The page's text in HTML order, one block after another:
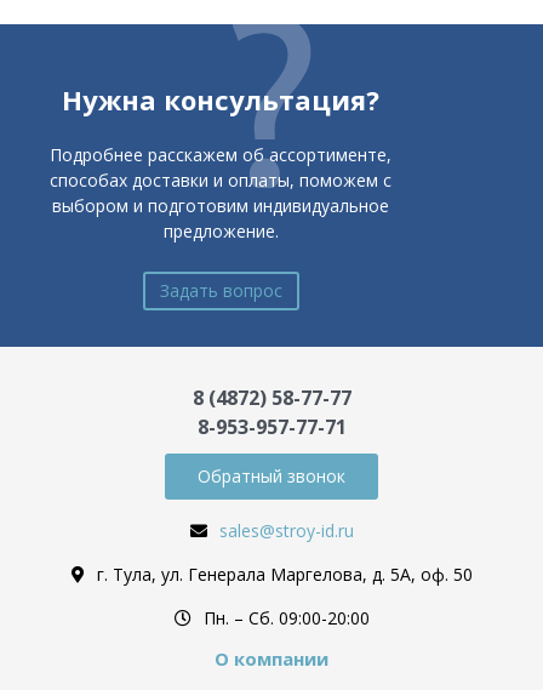
Нужна консультация?
Подробнее расскажем об ассортименте,
способах доставки и оплаты, поможем с
выбором и подготовим индивидуальное
предложение.
Задать вопрос
8 (4872) 58-77-77
8-953-957-77-71
Обратный звонок
sales@stroy-id.ru
г. Тула, ул. Генерала Маргелова, д. 5А, оф. 50
Пн. – Cб. 09:00-20:00
О компании